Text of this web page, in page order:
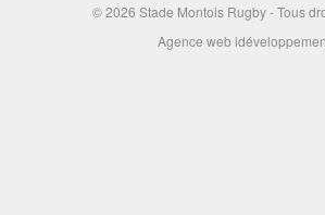
© 2026 Stade Montois Rugby - Tous
Agence web